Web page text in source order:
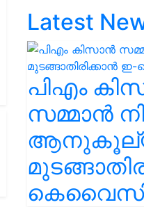
Latest
പിഎം
സമ്മാൻ
കെവൈസി